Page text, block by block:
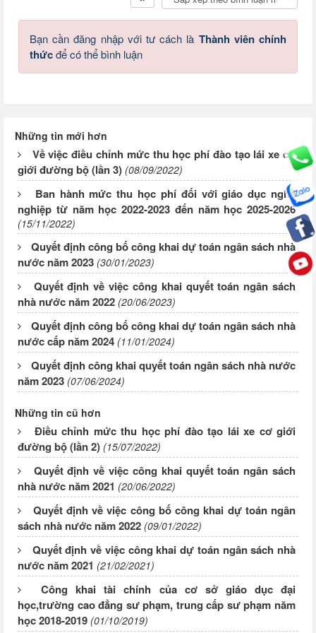
Bạn cần đăng nhập với tư cách là Thành viên chính
thứcđể có thể bình luận
Những tin mới hơn
Về việc điều chỉnh mức thu học phí đào tạo lái xe cơ
giới đường bộ (lần 3) (08/09/2022)
Ban hành mức thu học phí đối với giáo dục nghề
nghiệp từ năm học 2022-2023 đến năm học 2025-2026
(15/11/2022)
Quyết định công bố công khai dự toán ngân sách nhà
nước năm 2023 (30/01/2023)
Quyết định về việc công khai quyết toán ngân sách
nhà nước năm 2022 (20/06/2023)
Quyết định công bố công khai dự toán ngân sách nhà
nước cấp năm 2024 (11/01/2024)
Quyết định công khai quyết toán ngân sách nhà nước
năm 2023 (07/06/2024)
Những tin cũ hơn
Điều chỉnh mức thu học phí đào tạo lái xe cơ giới
đường bộ (lần 2) (15/07/2022)
Quyết định về việc công khai quyết toán ngân sách
nhà nước năm 2021 (20/06/2022)
Quyết định về việc công bố công khai dự toán ngân
sách nhà nước năm 2022 (09/01/2022)
Quyết định về việc công khai dự toán ngân sách nhà
nước năm 2021 (21/02/2021)
Công khai tài chính của cơ sở giáo dục đại
học,trường cao đẳng sư phạm, trung cấp sư phạm năm
học 2018-2019 (01/10/2019)